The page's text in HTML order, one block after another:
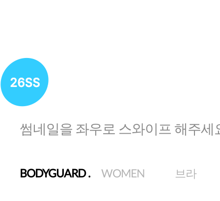
썸네일을 좌우로 스와이프 해주세
BODYGUARD. WOMEN 브라